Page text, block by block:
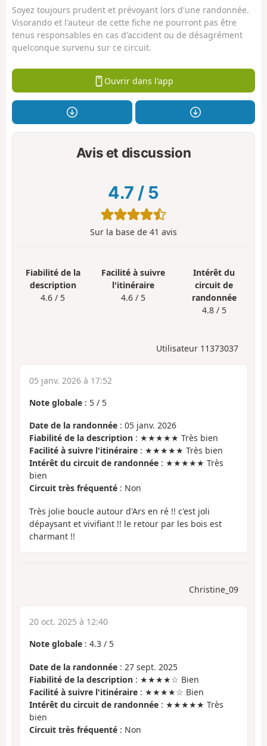
Soyez toujours prudent et prévoyant lors d'une randonnée.
Visorando et l'auteur de cette fiche ne pourront pas être
tenus responsables en cas d'accident ou de désagrément
quelconque survenu sur ce circuit.
Ouvrir dans l'app
Avis et discussion
4.7 / 5
Sur la base de 41 avis
Fiabilité de la
description
4.6 / 5
Facilité à suivre
l'itinéraire
4.6 / 5
Intérêt du
circuit de
randonnée
4.8 / 5
Utilisateur 11373037
05 janv. 2026 à 17:52
Note globale : 5 / 5
Date de la randonnée : 05 janv. 2026
Fiabilité de la description : ★★★★★ Très bien
Facilité à suivre l'itinéraire : ★★★★★ Très bien
Intérêt du circuit de randonnée : ★★★★★ Très
bien
Circuit très fréquenté : Non
Très jolie boucle autour d'Ars en ré !! c'est joli
dépaysant et vivifiant !! le retour par les bois est
charmant !!
Christine_09
20 oct. 2025 à 12:40
Note globale : 4.3 / 5
Date de la randonnée : 27 sept. 2025
Fiabilité de la description : ★★★★☆ Bien
Facilité à suivre l'itinéraire : ★★★★☆ Bien
Intérêt du circuit de randonnée : ★★★★★ Très
bien
Circuit très fréquenté : Non